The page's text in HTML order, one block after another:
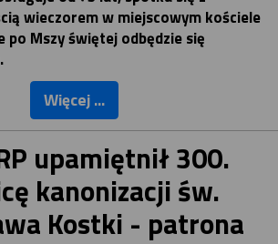
wieczorem w miejscowym kościele
po Mszy świętej odbędzie się
Więcej ...
upamiętnił 300.
kanonizacji św.
Kostki - patrona